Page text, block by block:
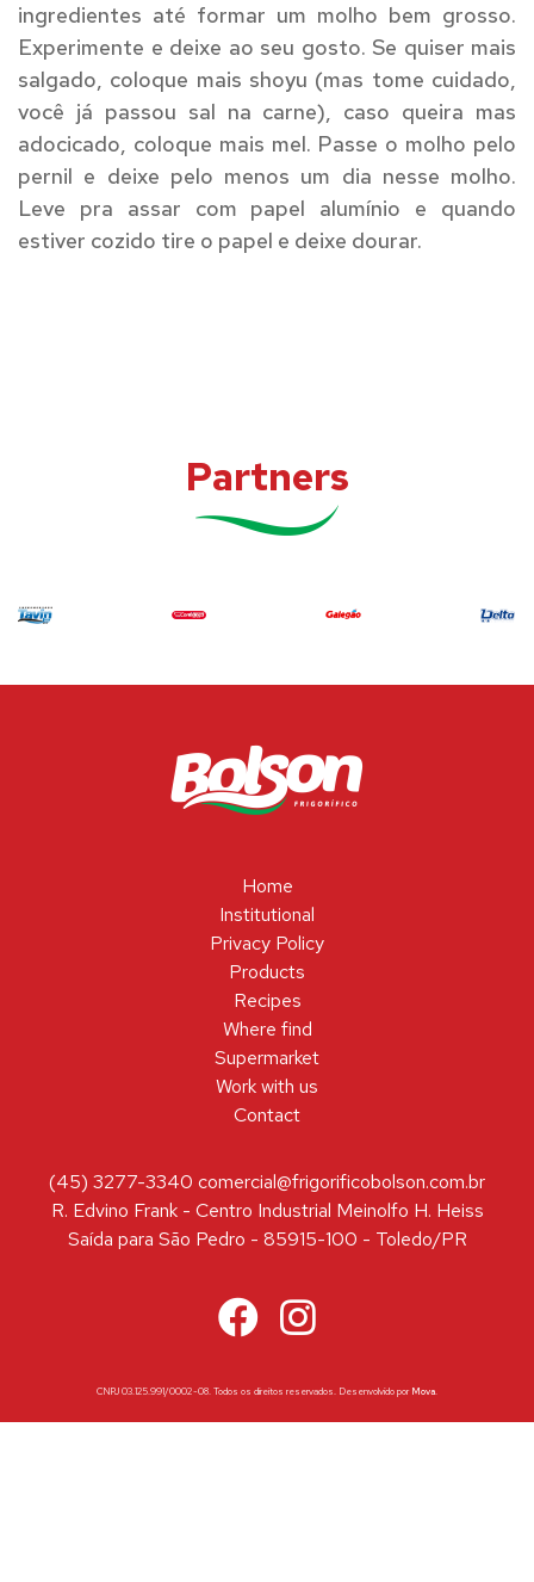
ingredientes até formar um molho bem grosso.
Experimente e deixe ao seu gosto. Se quiser mais
salgado, coloque mais shoyu (mas tome cuidado,
você já passou sal na carne), caso queira mas
adocicado, coloque mais mel. Passe o molho pelo
pernil e deixe pelo menos um dia nesse molho.
Leve pra assar com papel alumínio e quando
estiver cozido tire o papel e deixe dourar.
Partners
Home
Institutional
Privacy Policy
Products
Recipes
Where find
Supermarket
Work with us
Contact
(45) 3277-3340 comercial@frigorificobolson.com.br
R. Edvino Frank - Centro Industrial Meinolfo H. Heiss
Saída para São Pedro - 85915-100 - Toledo/PR
CNPJ 03.125.991/0002-08. Todos os direitos reservados. Desenvolvido por Mova